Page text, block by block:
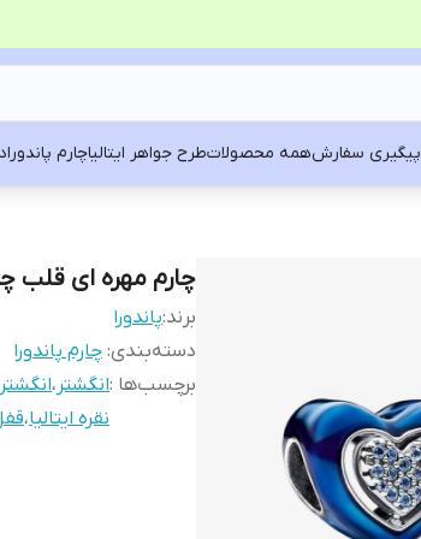
پیگیری سفارشهمه محصولاتطرح جواهر ایتالیاچارم پاندورا
چارم مهره ای قلب
برند:پاندورا
دسته‌بندی: چارم پاندورا
برچسب‌ها :انگشتر ،
نقره ایتالیا،